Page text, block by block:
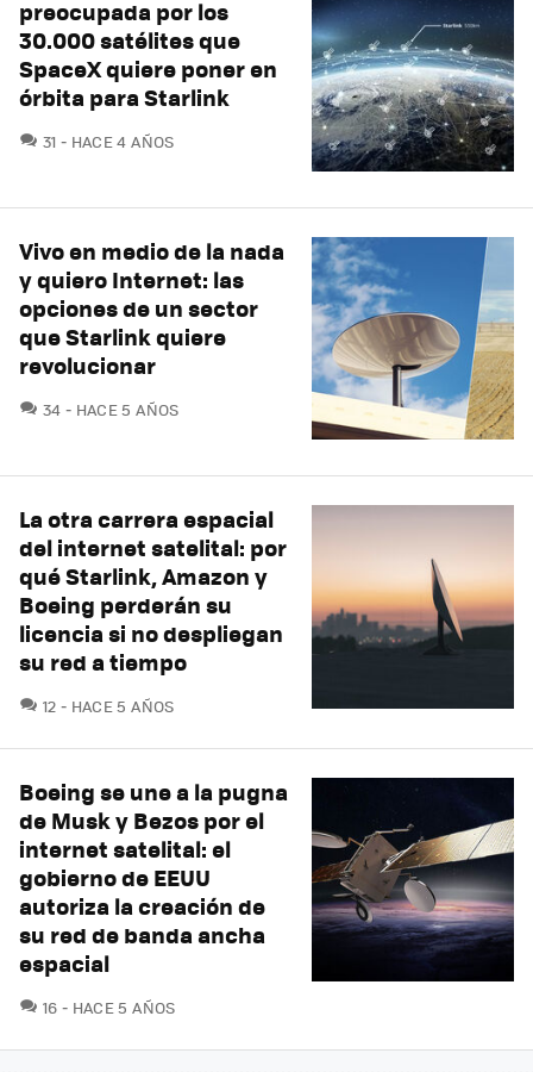
preocupada por los
30.000 satélites que
SpaceX quiere poner en
órbita para Starlink
31 COMENTARIOS
HACE 4 AÑOS
Vivo en medio de la nada
y quiero Internet: las
opciones de un sector
que Starlink quiere
revolucionar
34 COMENTARIOS
HACE 5 AÑOS
La otra carrera espacial
del internet satelital: por
qué Starlink, Amazon y
Boeing perderán su
licencia si no despliegan
su red a tiempo
12 COMENTARIOS
HACE 5 AÑOS
Boeing se une a la pugna
de Musk y Bezos por el
internet satelital: el
gobierno de EEUU
autoriza la creación de
su red de banda ancha
espacial
16 COMENTARIOS
HACE 5 AÑOS